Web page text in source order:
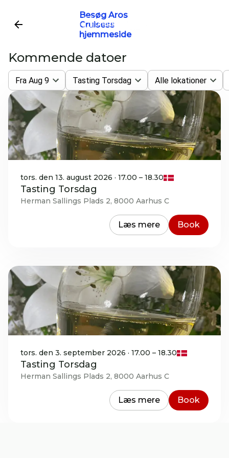
Besøg Aros
Cruisess
hjemmeside
Kommende datoer
Fra Aug 9 Tasting Torsdag Alle lokationer
tors. den 13. august 2026 · 17.00 – 18.30
Tasting Torsdag
Herman Sallings Plads 2, 8000 Aarhus C
Læs mere Book
tors. den 3. september 2026 · 17.00 – 18.30
Tasting Torsdag
Herman Sallings Plads 2, 8000 Aarhus C
Læs mere Book